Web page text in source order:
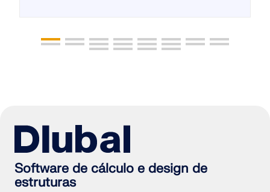
Software de cálculo e design de
estruturas